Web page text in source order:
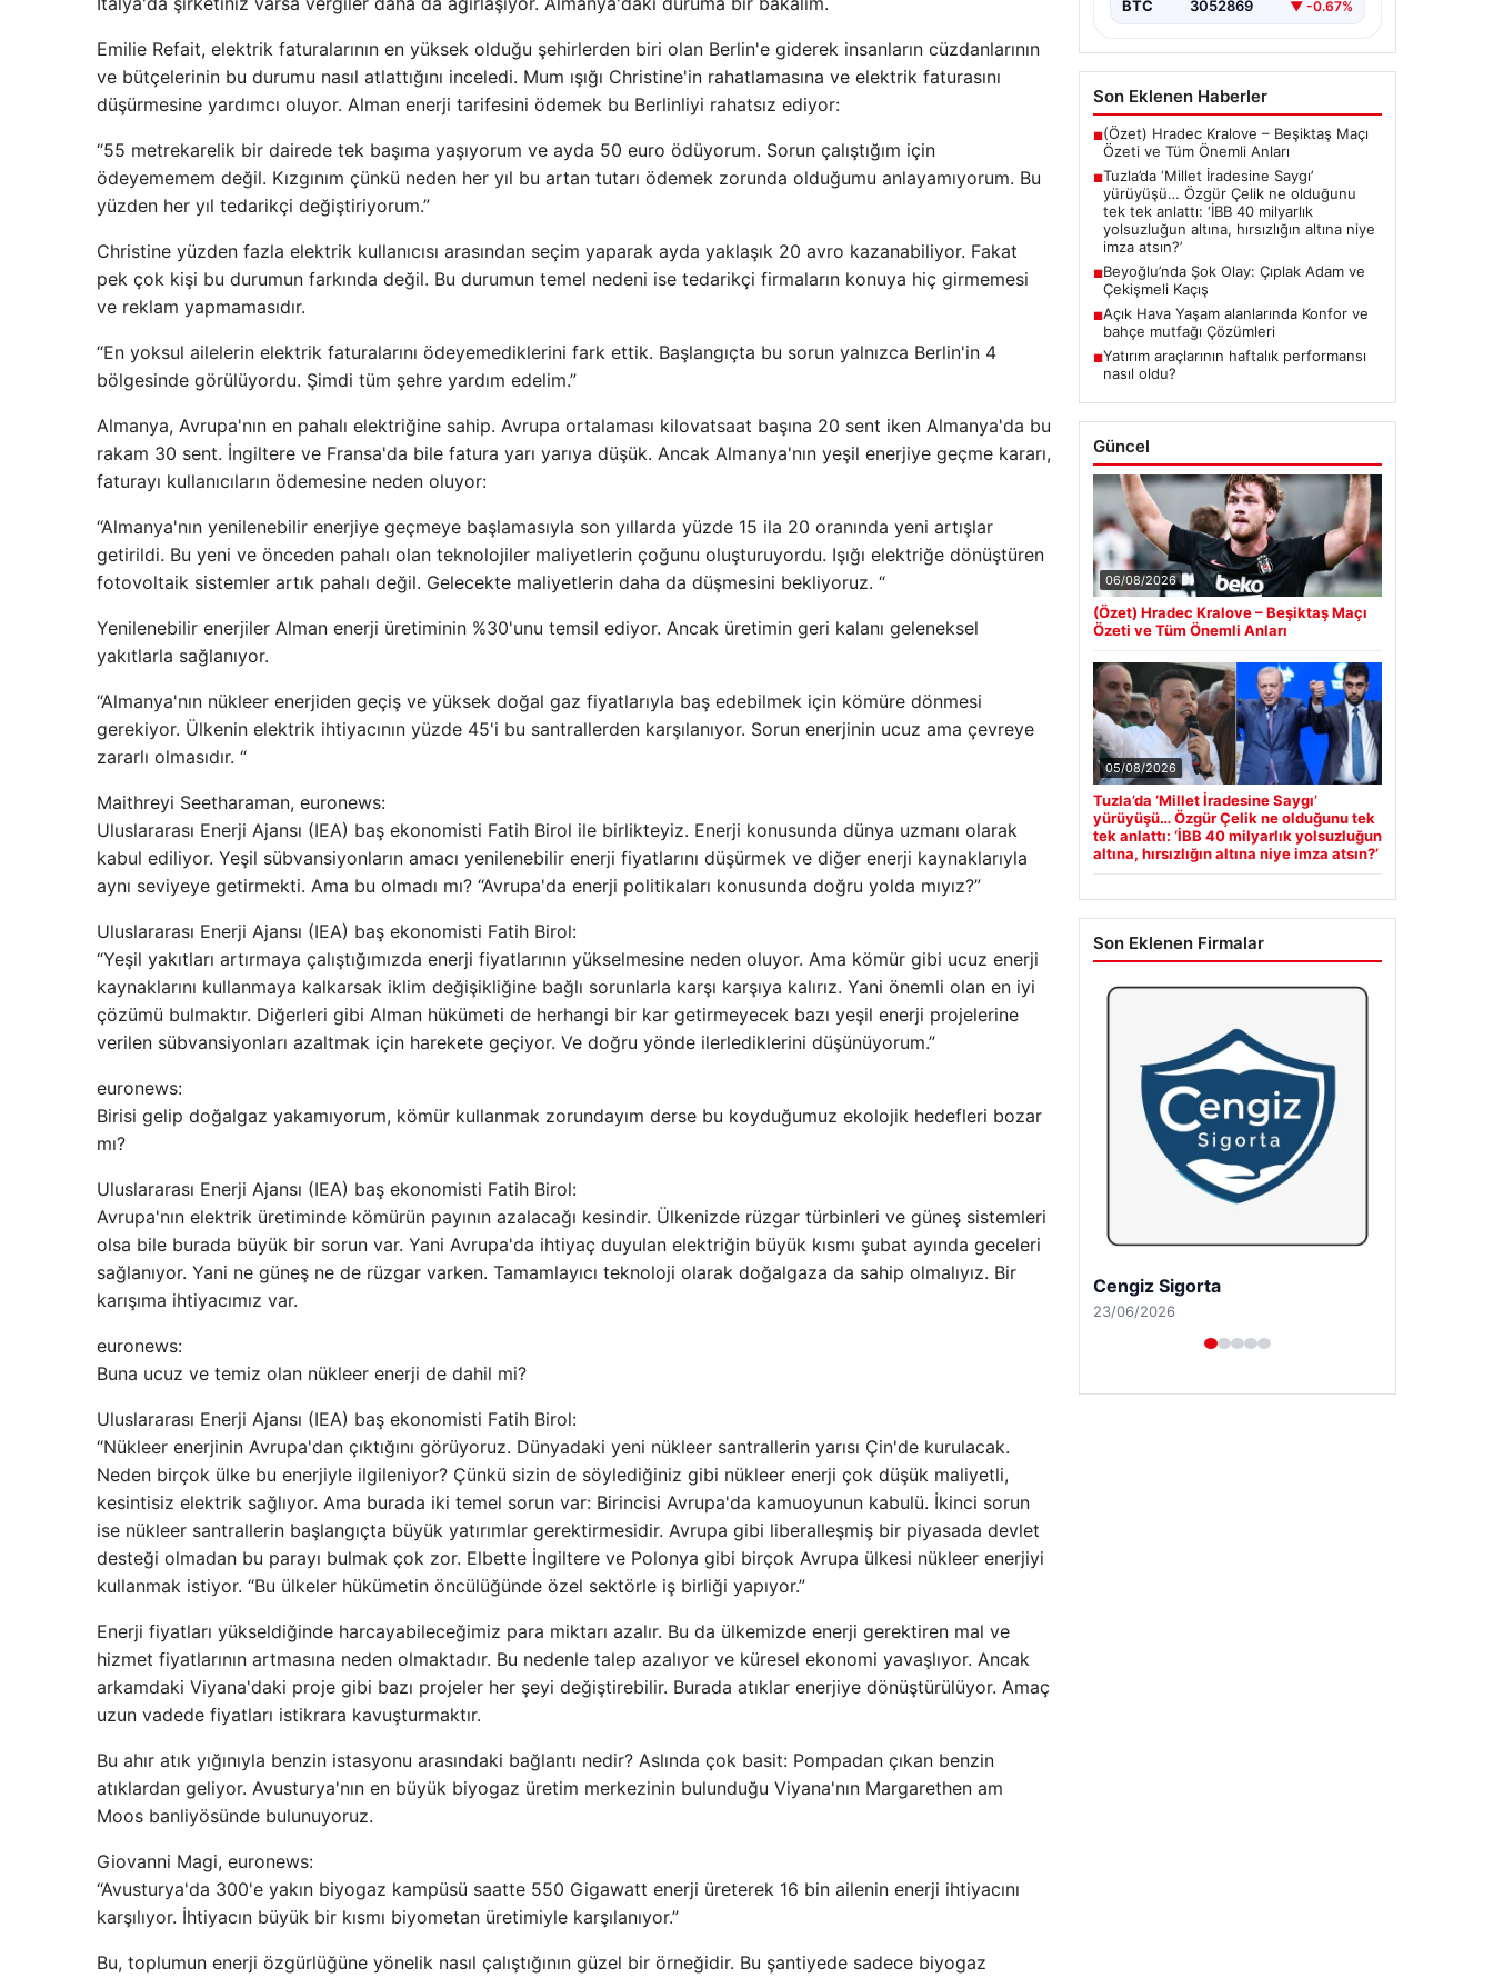
Emilie Refait, elektrik faturalarının en yüksek olduğu şehirlerden biri olan Berlin'e giderek insanların cüzdanlarının
ve bütçelerinin bu durumu nasıl atlattığını inceledi. Mum ışığı Christine'in rahatlamasına ve elektrik faturasını
düşürmesine yardımcı oluyor. Alman enerji tarifesini ödemek bu Berlinliyi rahatsız ediyor:
“55 metrekarelik bir dairede tek başıma yaşıyorum ve ayda 50 euro ödüyorum. Sorun çalıştığım için
ödeyememem değil. Kızgınım çünkü neden her yıl bu artan tutarı ödemek zorunda olduğumu anlayamıyorum. Bu
yüzden her yıl tedarikçi değiştiriyorum.”
Christine yüzden fazla elektrik kullanıcısı arasından seçim yaparak ayda yaklaşık 20 avro kazanabiliyor. Fakat
pek çok kişi bu durumun farkında değil. Bu durumun temel nedeni ise tedarikçi firmaların konuya hiç girmemesi
ve reklam yapmamasıdır.
“En yoksul ailelerin elektrik faturalarını ödeyemediklerini fark ettik. Başlangıçta bu sorun yalnızca Berlin'in 4
bölgesinde görülüyordu. Şimdi tüm şehre yardım edelim.”
Almanya, Avrupa'nın en pahalı elektriğine sahip. Avrupa ortalaması kilovatsaat başına 20 sent iken Almanya'da bu
rakam 30 sent. İngiltere ve Fransa'da bile fatura yarı yarıya düşük. Ancak Almanya'nın yeşil enerjiye geçme kararı,
faturayı kullanıcıların ödemesine neden oluyor:
“Almanya'nın yenilenebilir enerjiye geçmeye başlamasıyla son yıllarda yüzde 15 ila 20 oranında yeni artışlar
getirildi. Bu yeni ve önceden pahalı olan teknolojiler maliyetlerin çoğunu oluşturuyordu. Işığı elektriğe dönüştüren
fotovoltaik sistemler artık pahalı değil. Gelecekte maliyetlerin daha da düşmesini bekliyoruz. “
Yenilenebilir enerjiler Alman enerji üretiminin %30'unu temsil ediyor. Ancak üretimin geri kalanı geleneksel
yakıtlarla sağlanıyor.
“Almanya'nın nükleer enerjiden geçiş ve yüksek doğal gaz fiyatlarıyla baş edebilmek için kömüre dönmesi
gerekiyor. Ülkenin elektrik ihtiyacının yüzde 45'i bu santrallerden karşılanıyor. Sorun enerjinin ucuz ama çevreye
zararlı olmasıdır. “
Maithreyi Seetharaman, euronews:
Uluslararası Enerji Ajansı (IEA) baş ekonomisti Fatih Birol ile birlikteyiz. Enerji konusunda dünya uzmanı olarak
kabul ediliyor. Yeşil sübvansiyonların amacı yenilenebilir enerji fiyatlarını düşürmek ve diğer enerji kaynaklarıyla
aynı seviyeye getirmekti. Ama bu olmadı mı? “Avrupa'da enerji politikaları konusunda doğru yolda mıyız?”
Uluslararası Enerji Ajansı (IEA) baş ekonomisti Fatih Birol:
“Yeşil yakıtları artırmaya çalıştığımızda enerji fiyatlarının yükselmesine neden oluyor. Ama kömür gibi ucuz enerji
kaynaklarını kullanmaya kalkarsak iklim değişikliğine bağlı sorunlarla karşı karşıya kalırız. Yani önemli olan en iyi
çözümü bulmaktır. Diğerleri gibi Alman hükümeti de herhangi bir kar getirmeyecek bazı yeşil enerji projelerine
verilen sübvansiyonları azaltmak için harekete geçiyor. Ve doğru yönde ilerlediklerini düşünüyorum.”
euronews:
Birisi gelip doğalgaz yakamıyorum, kömür kullanmak zorundayım derse bu koyduğumuz ekolojik hedefleri bozar
mı?
Uluslararası Enerji Ajansı (IEA) baş ekonomisti Fatih Birol:
Avrupa'nın elektrik üretiminde kömürün payının azalacağı kesindir. Ülkenizde rüzgar türbinleri ve güneş sistemleri
olsa bile burada büyük bir sorun var. Yani Avrupa'da ihtiyaç duyulan elektriğin büyük kısmı şubat ayında geceleri
sağlanıyor. Yani ne güneş ne ​​de rüzgar varken. Tamamlayıcı teknoloji olarak doğalgaza da sahip olmalıyız. Bir
karışıma ihtiyacımız var.
euronews:
Buna ucuz ve temiz olan nükleer enerji de dahil mi?
Uluslararası Enerji Ajansı (IEA) baş ekonomisti Fatih Birol:
“Nükleer enerjinin Avrupa'dan çıktığını görüyoruz. Dünyadaki yeni nükleer santrallerin yarısı Çin'de kurulacak.
Neden birçok ülke bu enerjiyle ilgileniyor? Çünkü sizin de söylediğiniz gibi nükleer enerji çok düşük maliyetli,
kesintisiz elektrik sağlıyor. Ama burada iki temel sorun var: Birincisi Avrupa'da kamuoyunun kabulü. İkinci sorun
ise nükleer santrallerin başlangıçta büyük yatırımlar gerektirmesidir. Avrupa gibi liberalleşmiş bir piyasada devlet
desteği olmadan bu parayı bulmak çok zor. Elbette İngiltere ve Polonya gibi birçok Avrupa ülkesi nükleer enerjiyi
kullanmak istiyor. “Bu ülkeler hükümetin öncülüğünde özel sektörle iş birliği yapıyor.”
Enerji fiyatları yükseldiğinde harcayabileceğimiz para miktarı azalır. Bu da ülkemizde enerji gerektiren mal ve
hizmet fiyatlarının artmasına neden olmaktadır. Bu nedenle talep azalıyor ve küresel ekonomi yavaşlıyor. Ancak
arkamdaki Viyana'daki proje gibi bazı projeler her şeyi değiştirebilir. Burada atıklar enerjiye dönüştürülüyor. Amaç
uzun vadede fiyatları istikrara kavuşturmaktır.
Bu ahır atık yığınıyla benzin istasyonu arasındaki bağlantı nedir? Aslında çok basit: Pompadan çıkan benzin
atıklardan geliyor. Avusturya'nın en büyük biyogaz üretim merkezinin bulunduğu Viyana'nın Margarethen am
Moos banliyösünde bulunuyoruz.
Giovanni Magi, euronews:
“Avusturya'da 300'e yakın biyogaz kampüsü saatte 550 Gigawatt enerji üreterek 16 bin ailenin enerji ihtiyacını
karşılıyor. İhtiyacın büyük bir kısmı biyometan üretimiyle karşılanıyor.”
Bu, toplumun enerji özgürlüğüne yönelik nasıl çalıştığının güzel bir örneğidir. Bu şantiyede sadece biyogaz
Tuzla…
BTC 3052869 ▼ -0.67%
Son Eklenen Haberler
■(Özet) Hradec Kralove – Beşiktaş Maçı
Özeti ve Tüm Önemli Anları
■Tuzla’da ‘Millet İradesine Saygı’
yürüyüşü… Özgür Çelik ne olduğunu
tek tek anlattı: ‘İBB 40 milyarlık
yolsuzluğun altına, hırsızlığın altına niye
imza atsın?’
■Beyoğlu’nda Şok Olay: Çıplak Adam ve
Çekişmeli Kaçış
■Açık Hava Yaşam alanlarında Konfor ve
bahçe mutfağı Çözümleri
■Yatırım araçlarının haftalık performansı
nasıl oldu?
Güncel
06/08/2026
(Özet) Hradec Kralove – Beşiktaş Maçı
Özeti ve Tüm Önemli Anları
05/08/2026
Tuzla’da ‘Millet İradesine Saygı’
yürüyüşü… Özgür Çelik ne olduğunu tek
tek anlattı: ‘İBB 40 milyarlık yolsuzluğun
altına, hırsızlığın altına niye imza atsın?’
Son Eklenen Firmalar
Hastaş Beton
26/05/2026